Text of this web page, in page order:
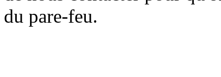
du pare-feu.